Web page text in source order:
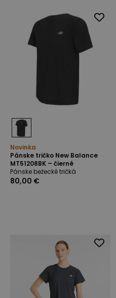
Novinka
Pánske tričko New Balance
MT51208BK – čierné
Pánske bežecké tričká
80,00 €